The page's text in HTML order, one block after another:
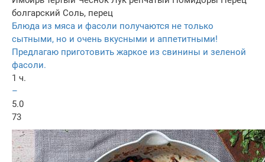
болгарский Соль, перец
Блюда из мяса и фасоли получаются не только
сытными, но и очень вкусными и аппетитными!
Предлагаю приготовить жаркое из свинины и зеленой
фасоли.
1 ч.
–
5.0
73